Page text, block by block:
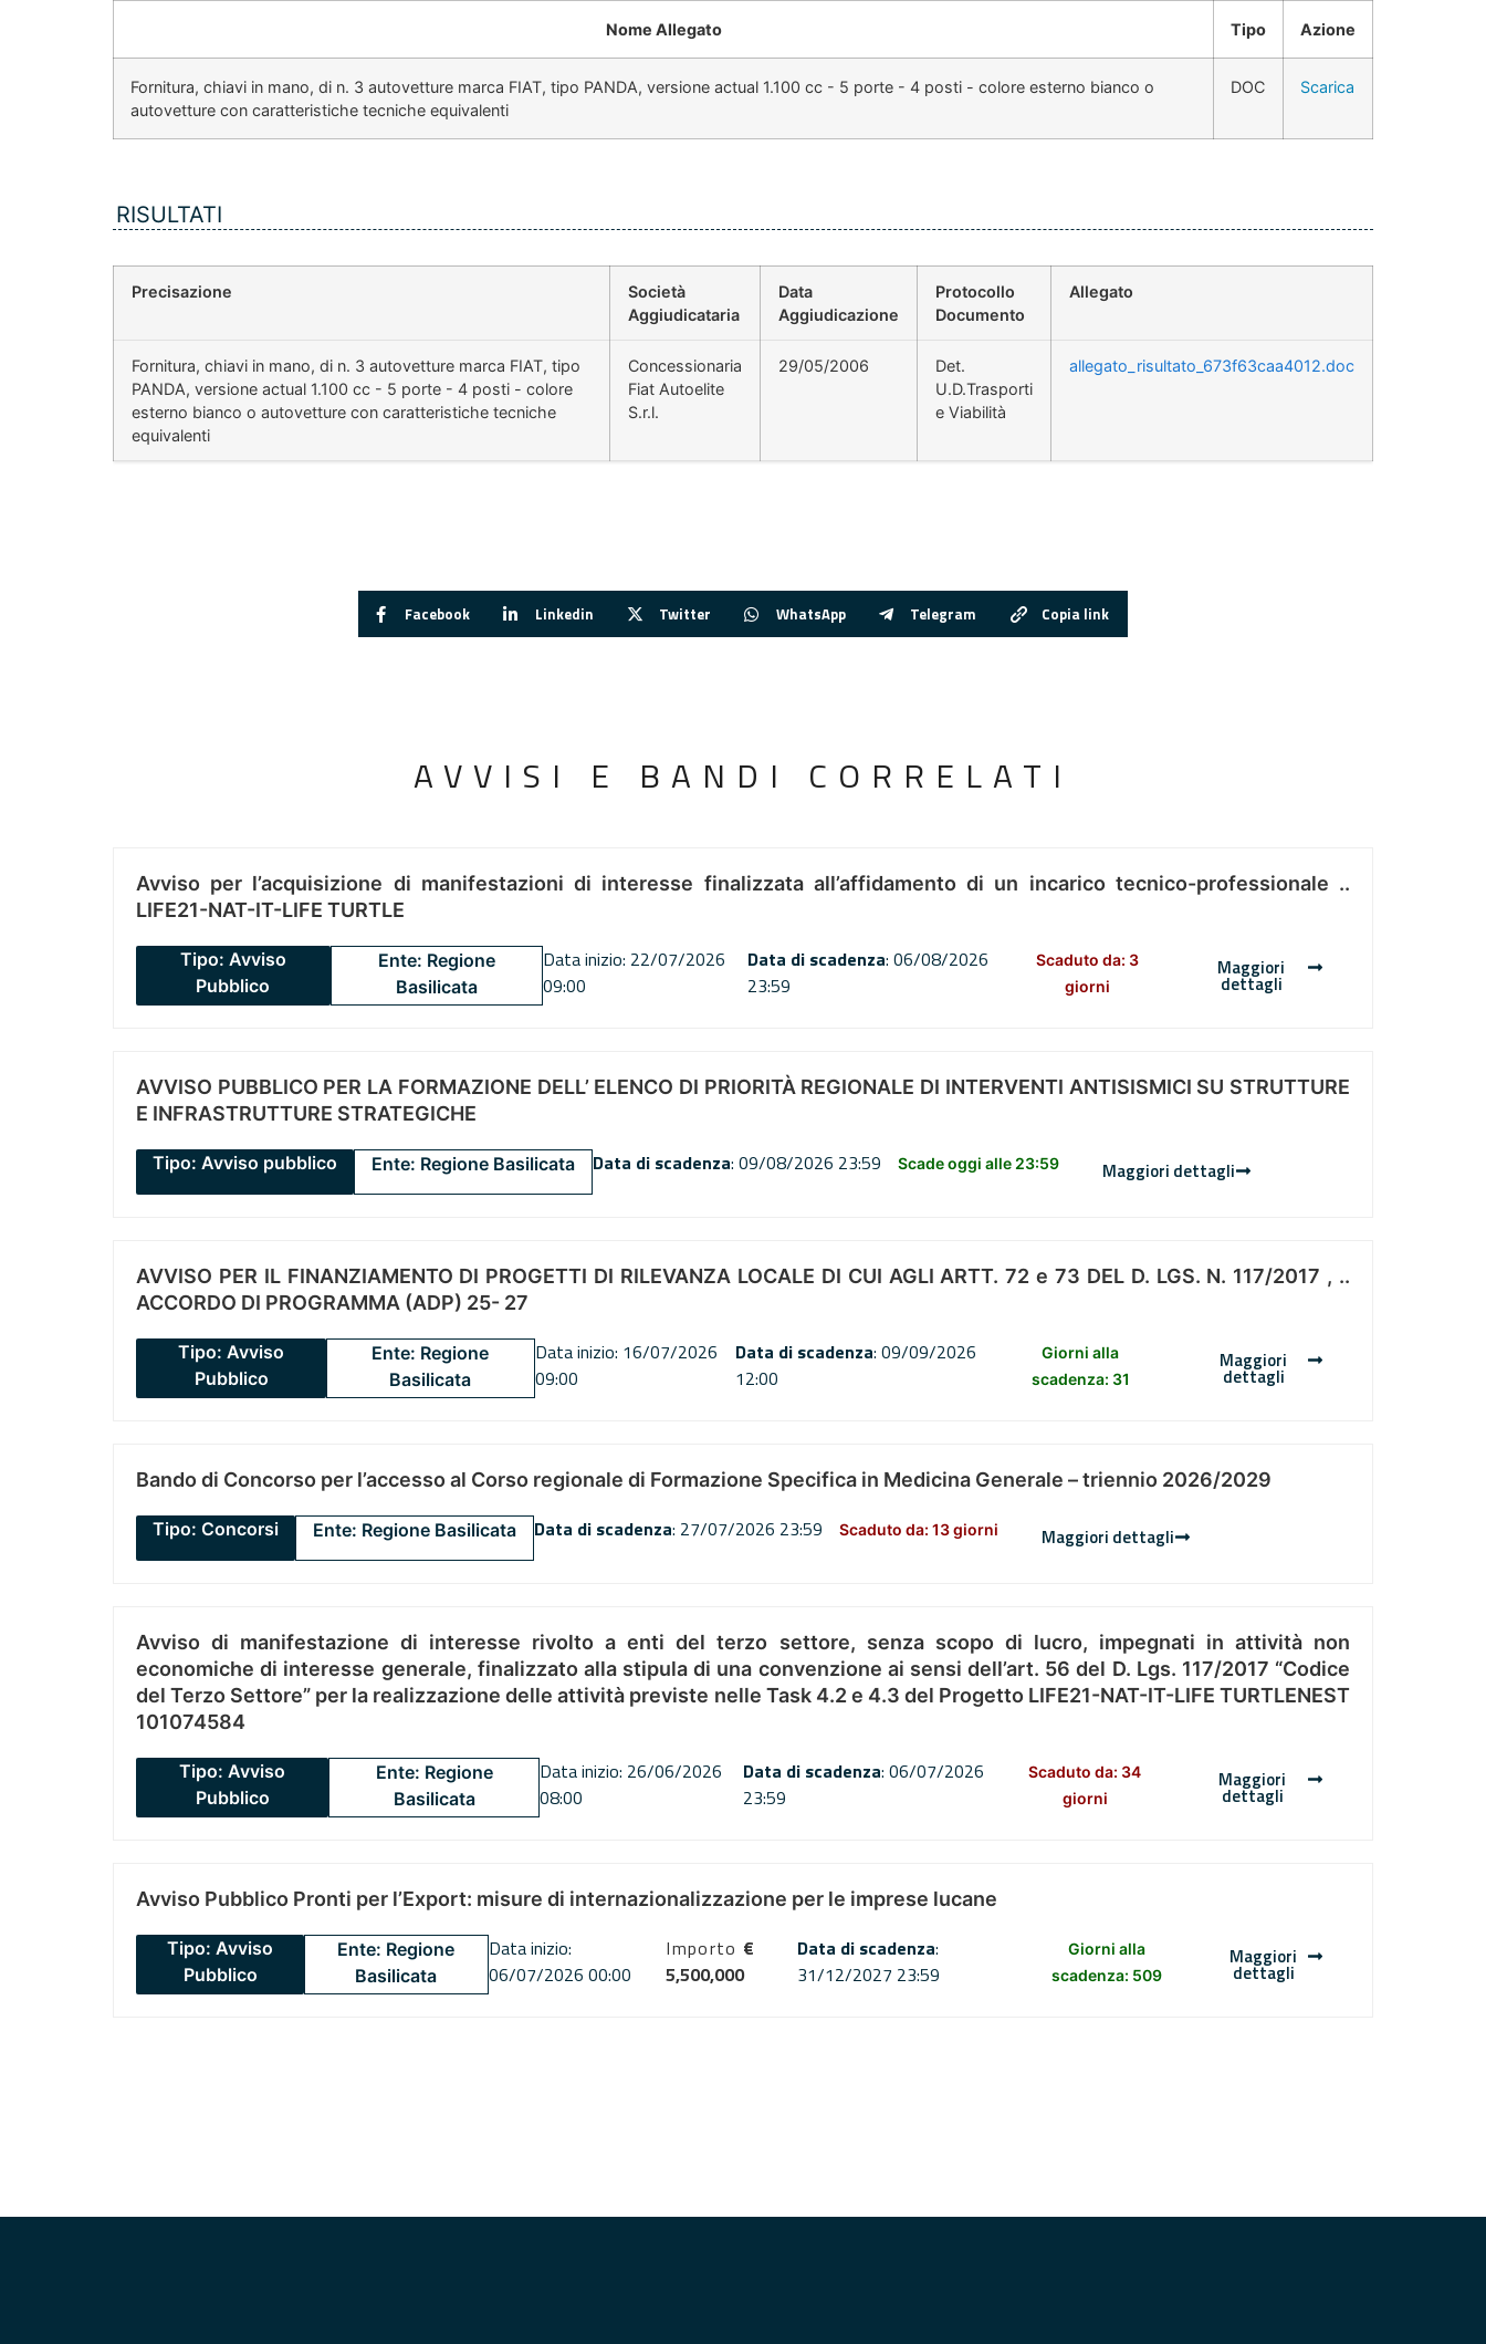
Nome Allegato Tipo Azione
Fornitura, chiavi in mano, di n. 3 autovetture marca FIAT, tipo PANDA, versione actual 1.100 cc - 5 porte - 4 posti - colore esterno bianco o
autovetture con caratteristiche tecniche equivalenti
DOC Scarica
RISULTATI
Precisazione
Società
Aggiudicataria
Data
Aggiudicazione
Protocollo
Documento
Allegato
Fornitura, chiavi in mano, di n. 3 autovetture marca FIAT, tipo
PANDA, versione actual 1.100 cc - 5 porte - 4 posti - colore
esterno bianco o autovetture con caratteristiche tecniche
equivalenti
Concessionaria
Fiat Autoelite
S.r.l.
29/05/2006
Det.
U.D.Trasporti
e Viabilità
allegato_risultato_673f63caa4012.doc
Facebook Linkedin Twitter WhatsApp Telegram Copia link
AVVISI E BANDI CORRELATI
Avviso per l’acquisizione di manifestazioni di interesse finalizzata all’affidamento di un incarico tecnico-professionale ..
LIFE21-NAT-IT-LIFE TURTLE
Tipo: Avviso
Pubblico
Ente: Regione
Basilicata
Data inizio: 22/07/2026
09:00
Data di scadenza: 06/08/2026
23:59
Scaduto da: 3
giorni
Maggiori
dettagli
AVVISO PUBBLICO PER LA FORMAZIONE DELL’ ELENCO DI PRIORITÀ REGIONALE DI INTERVENTI ANTISISMICI SU STRUTTURE
E INFRASTRUTTURE STRATEGICHE
Tipo: Avviso pubblico Ente: Regione Basilicata Data di scadenza: 09/08/2026 23:59 Scade oggi alle 23:59 Maggiori dettagli
AVVISO PER IL FINANZIAMENTO DI PROGETTI DI RILEVANZA LOCALE DI CUI AGLI ARTT. 72 e 73 DEL D. LGS. N. 117/2017 , ..
ACCORDO DI PROGRAMMA (ADP) 25- 27
Tipo: Avviso
Pubblico
Ente: Regione
Basilicata
Data inizio: 16/07/2026
09:00
Data di scadenza: 09/09/2026
12:00
Giorni alla
scadenza: 31
Maggiori
dettagli
Bando di Concorso per l’accesso al Corso regionale di Formazione Specifica in Medicina Generale – triennio 2026/2029
Tipo: Concorsi Ente: Regione Basilicata Data di scadenza: 27/07/2026 23:59 Scaduto da: 13 giorni Maggiori dettagli
Avviso di manifestazione di interesse rivolto a enti del terzo settore, senza scopo di lucro, impegnati in attività non
economiche di interesse generale, finalizzato alla stipula di una convenzione ai sensi dell’art. 56 del D. Lgs. 117/2017 “Codice
del Terzo Settore” per la realizzazione delle attività previste nelle Task 4.2 e 4.3 del Progetto LIFE21-NAT-IT-LIFE TURTLENEST
101074584
Tipo: Avviso
Pubblico
Ente: Regione
Basilicata
Data inizio: 26/06/2026
08:00
Data di scadenza: 06/07/2026
23:59
Scaduto da: 34
giorni
Maggiori
dettagli
Avviso Pubblico Pronti per l’Export: misure di internazionalizzazione per le imprese lucane
Tipo: Avviso
Pubblico
Ente: Regione
Basilicata
Data inizio:
06/07/2026 00:00
Importo €
5,500,000
Data di scadenza:
31/12/2027 23:59
Giorni alla
scadenza: 509
Maggiori
dettagli